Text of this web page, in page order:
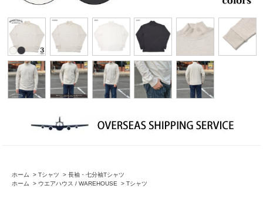
ホーム > Tシャツ > 長袖・七分袖Tシャツ
ホーム
> ウエアハウス / WAREHOUSE > Tシャツ